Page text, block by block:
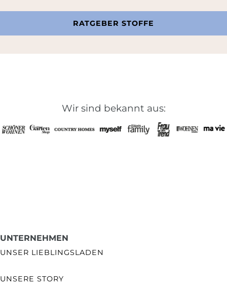
RATGEBER STOFFE
Wir sind bekannt aus:
UNTERNEHMEN
UNSER LIEBLINGSLADEN
UNSERE STORY